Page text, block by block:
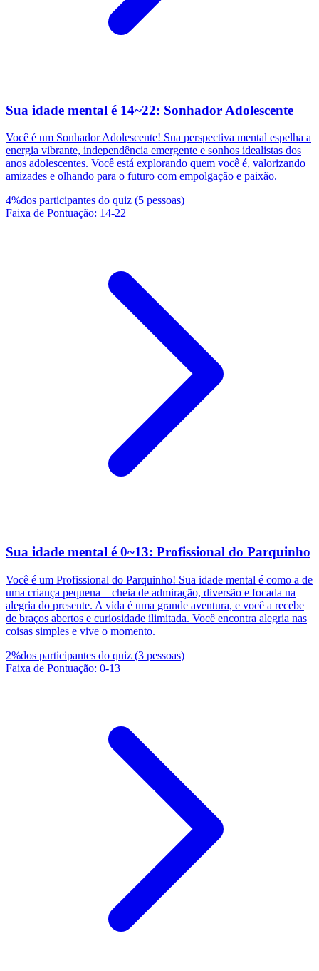
Sua idade mental é 14~22: Sonhador Adolescente
Você é um Sonhador Adolescente! Sua perspectiva mental espelha a
energia vibrante, independência emergente e sonhos idealistas dos
anos adolescentes. Você está explorando quem você é, valorizando
amizades e olhando para o futuro com empolgação e paixão.
4%dos participantes do quiz (5 pessoas)
Faixa de Pontuação: 14-22
Sua idade mental é 0~13: Profissional do Parquinho
Você é um Profissional do Parquinho! Sua idade mental é como a de
uma criança pequena – cheia de admiração, diversão e focada na
alegria do presente. A vida é uma grande aventura, e você a recebe
de braços abertos e curiosidade ilimitada. Você encontra alegria nas
coisas simples e vive o momento.
2%dos participantes do quiz (3 pessoas)
Faixa de Pontuação: 0-13